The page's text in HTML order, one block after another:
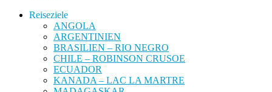
Reiseziele
ANGOLA
ARGENTINIEN
BRASILIEN – RIO NEGRO
CHILE – ROBINSON CRUSOE
ECUADOR
KANADA – LAC LA MARTRE